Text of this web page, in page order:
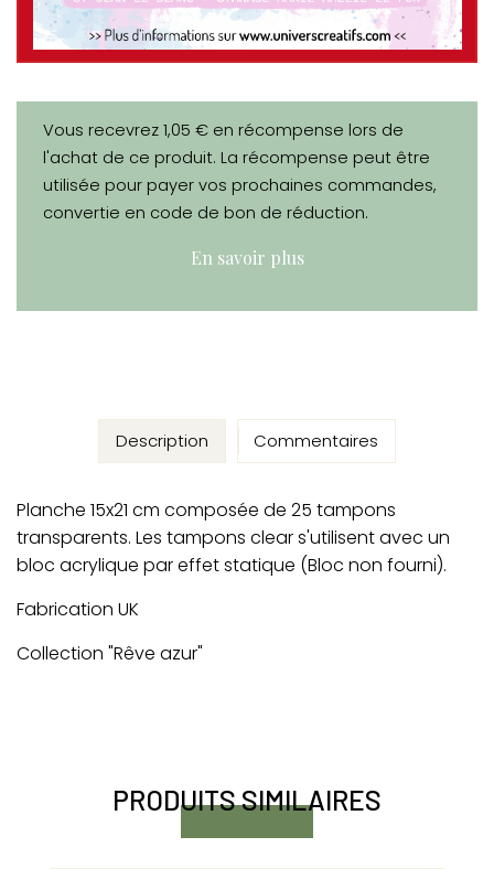
Vous recevrez 1,05 € en récompense lors de
l'achat de ce produit. La récompense peut être
utilisée pour payer vos prochaines commandes,
convertie en code de bon de réduction.
En savoir plus
Description
Planche 15x21 cm composée de 25 tampons
transparents. Les tampons clear s'utilisent avec un
bloc acrylique par effet statique (Bloc non fourni).
Fabrication UK
Collection "Rêve azur"
Commentaires
PRODUITS SIMILAIRES